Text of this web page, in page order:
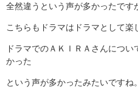
全然違うという声が多かったです
こちらもドラマはドラマとして楽
ドラマでのＡＫＩＲＡさんにつ
かった
という声が多かったみたいですね。